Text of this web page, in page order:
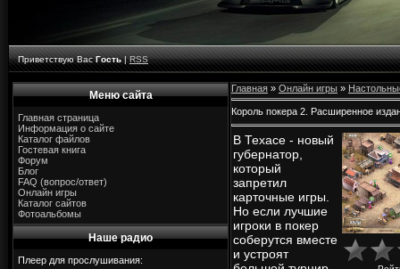
Приветствую Вас Гость|RSS
Меню сайта
Главная страница
Информация о сайте
Каталог файлов
Гостевая книга
Форум
Блог
FAQ (вопрос/ответ)
Онлайн игры
Каталог сайтов
Фотоальбомы
Наше радио
Плеер для прослушивания:
Главная » Онлайн игры »
Король покера 2. Расширенное
В Техасе - новый
губернатор,
который
запретил
карточные игры.
Но если лучшие
игроки в покер
соберутся вместе
и устроят